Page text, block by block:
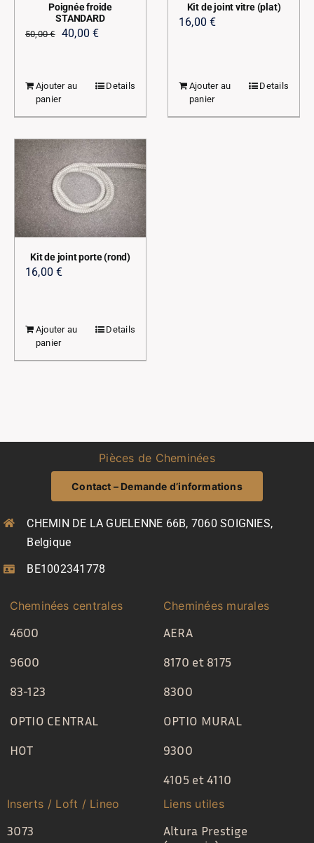
Poignée froide
STANDARD
50,00€
Le
était :
40,00€Le
est :
Ajouter au
panier
Details
Kit de joint vitre (plat)
16,00€
Ajouter au
panier
Details
Kit de joint porte (rond)
16,00€
Ajouter au
panier
Details
Pièces de Cheminées
Contact – Demande d’informations
CHEMIN DE LA GUELENNE 66B, 7060 SOIGNIES,
Belgique
BE1002341778
Cheminées centrales
4600
9600
83-123
OPTIO CENTRAL
HOT
Cheminées murales
AERA
8170 et 8175
8300
OPTIO MURAL
9300
4105 et 4110
Inserts / Loft / Lineo
3073
Liens utiles
Altura Prestige